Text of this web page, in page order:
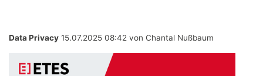
Data Privacy 15.07.2025 08:42 von Chantal Nußbaum